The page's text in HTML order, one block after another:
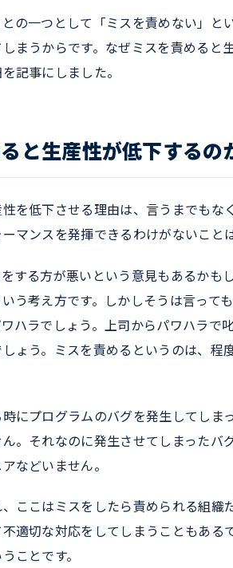
の一つとして「ミスを責めない」と
まうからです。なぜミスを責めると
記事にしました。
と生産性が低下するの
を低下させる理由は、言うまでもな
マンスを発揮できるわけがないこと
する方が悪いという意見もあるかも
う考え方です。しかしそうは言って
ハラでしょう。上司からパワハラで
ょう。ミスを責めるというのは、程
にプログラムのバグを発生してしま
。それなのに発生させてしまったバ
などいません。
ここはミスをしたら責められる組織
適切な対応をしてしまうこともある
ことです。